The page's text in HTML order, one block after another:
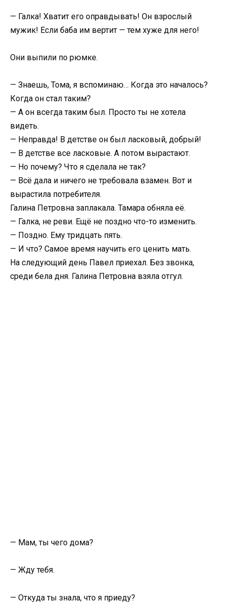
— Галка! Хватит его оправдывать! Он взрослый
мужик! Если баба им вертит — тем хуже для него!
Они выпили по рюмке.
— Знаешь, Тома, я вспоминаю… Когда это началось?
Когда он стал таким?
— А он всегда таким был. Просто ты не хотела
видеть.
— Неправда! В детстве он был ласковый, добрый!
— В детстве все ласковые. А потом вырастают.
— Но почему? Что я сделала не так?
— Всё дала и ничего не требовала взамен. Вот и
вырастила потребителя.
Галина Петровна заплакала. Тамара обняла её.
— Галка, не реви. Ещё не поздно что-то изменить.
— Поздно. Ему тридцать пять.
— И что? Самое время научить его ценить мать.
На следующий день Павел приехал. Без звонка,
среди бела дня. Галина Петровна взяла отгул.
— Мам, ты чего дома?
— Жду тебя.
— Откуда ты знала, что я приеду?